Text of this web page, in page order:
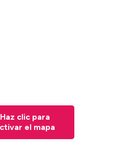
Haz clic para
el mapa